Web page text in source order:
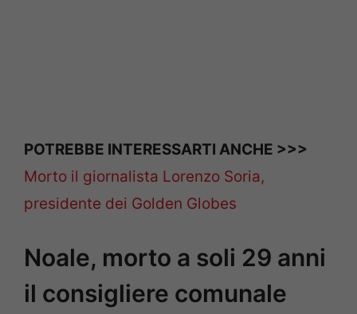
POTREBBE INTERESSARTI ANCHE >>>
Morto il giornalista Lorenzo Soria,
presidente dei Golden Globes
Noale, morto a soli 29 anni
il consigliere comunale